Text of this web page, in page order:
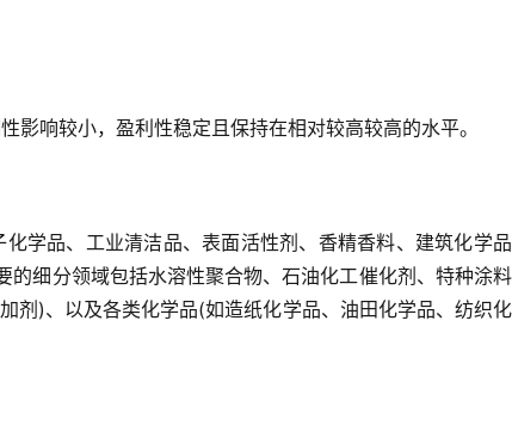
影响较小，盈利性稳定且保持在相对较高较高的水平。
学品、工业清洁品、表面活性剂、香精香料、建筑化学
细分领域包括水溶性聚合物、石油化工催化剂、特种涂料
剂)、以及各类化学品(如造纸化学品、油田化学品、纺织